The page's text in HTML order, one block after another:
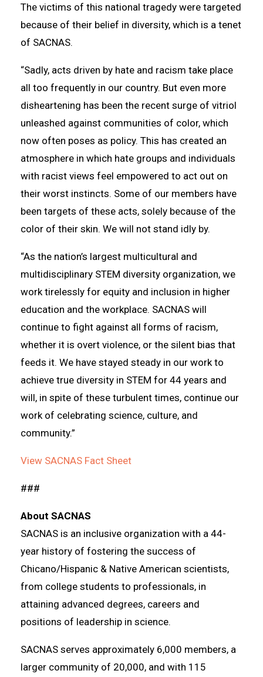
The victims of this national tragedy were targeted
because of their belief in diversity, which is a tenet
of SACNAS.
“Sadly, acts driven by hate and racism take place
all too frequently in our country. But even more
disheartening has been the recent surge of vitriol
unleashed against communities of color, which
now often poses as policy. This has created an
atmosphere in which hate groups and individuals
with racist views feel empowered to act out on
their worst instincts. Some of our members have
been targets of these acts, solely because of the
color of their skin. We will not stand idly by.
“As the nation’s largest multicultural and
multidisciplinary STEM diversity organization, we
work tirelessly for equity and inclusion in higher
education and the workplace. SACNAS will
continue to fight against all forms of racism,
whether it is overt violence, or the silent bias that
feeds it. We have stayed steady in our work to
achieve true diversity in STEM for 44 years and
will, in spite of these turbulent times, continue our
work of celebrating science, culture, and
community.”
View SACNAS Fact Sheet
###
About SACNAS
SACNAS is an inclusive organization with a 44-
year history of fostering the success of
Chicano/Hispanic & Native American scientists,
from college students to professionals, in
attaining advanced degrees, careers and
positions of leadership in science.
SACNAS serves approximately 6,000 members, a
larger community of 20,000, and with 115